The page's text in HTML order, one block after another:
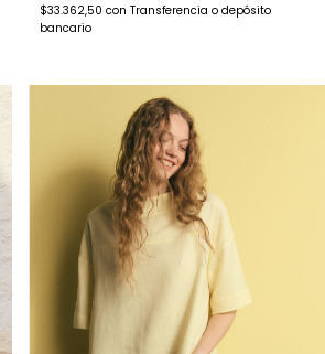
$33.362,50con Transferencia o depósito
bancario